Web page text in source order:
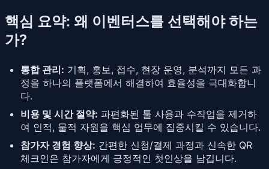
핵심 요약: 왜 이벤터스를 선택해야 하는
가?
통합 관리: 기획, 홍보, 접수, 현장 운영, 분석까지 모든 과
정을 하나의 플랫폼에서 해결하여 효율성을 극대화합니
다.
비용 및 시간 절약: 파편화된 툴 사용과 수작업을 제거하
여 인적, 물적 자원을 핵심 업무에 집중시킬 수 있습니다.
참가자 경험 향상: 간편한 신청/결제 과정과 신속한 QR
체크인은 참가자에게 긍정적인 첫인상을 남깁니다.